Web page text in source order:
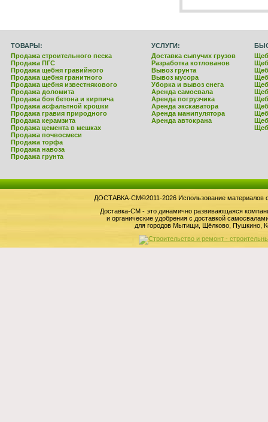
ТОВАРЫ: УСЛУГИ:
Продажа строительного песка
Продажа ПГС
Продажа щебня гравийного
Продажа щебня гранитного
Продажа щебня известнякового
Продажа доломита
Продажа боя бетона и кирпича
Продажа асфальтной крошки
Продажа гравия природного
Продажа керамзита
Продажа цемента в мешках
Доставка сыпучих грузов
Разработка котлованов
Вывоз грунта
Вывоз мусора
Уборка и вывоз снега
Аренда самосвала
Аренда погрузчика
Аренда экскаватора
Аренда манипулятора
Аренда автокрана
Продажа почвосмеси
Продажа торфа
Продажа навоза
Продажа грунта
ДОСТАВКА-СМ©2011-2026 Использование материалов
Доставка-СМ - это динамично развивающаяся
и органические удобрения с доставкой
для городов Мытищи, Щёлково, Пушкино,